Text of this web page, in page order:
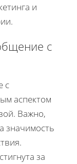
и
с
с
аспектом
Важно,
значимость
за